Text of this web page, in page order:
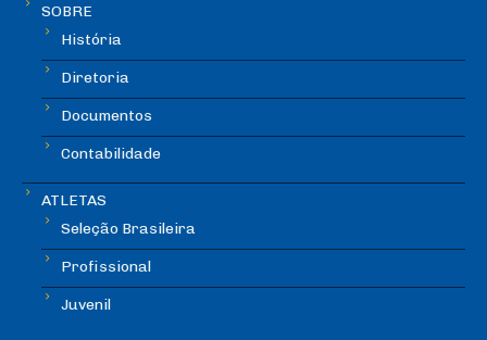
SOBRE
História
Diretoria
Documentos
Contabilidade
ATLETAS
Seleção Brasileira
Profissional
Juvenil